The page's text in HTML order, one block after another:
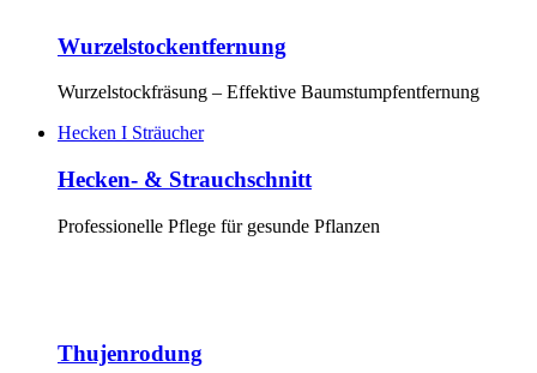
Wurzelstockentfernung
Wurzelstockfräsung – Effektive Baumstumpfentfernung
Hecken I Sträucher
Hecken- & Strauchschnitt
Professionelle Pflege für gesunde Pflanzen
Thujenrodung